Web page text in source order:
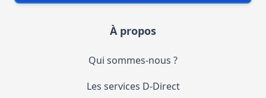
À propos
Qui sommes-nous ?
Les services D-Direct